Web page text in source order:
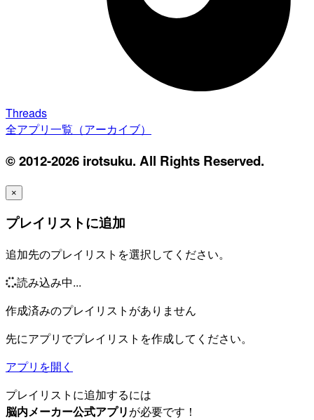
Threads
全アプリ一覧（アーカイブ）
© 2012-2026 irotsuku. All Rights Reserved.
×
プレイリストに追加
追加先のプレイリストを選択してください。
読み込み中...
作成済みのプレイリストがありません
先にアプリでプレイリストを作成してください。
アプリを開く
プレイリストに追加するには
脳内メーカー公式アプリが必要です！